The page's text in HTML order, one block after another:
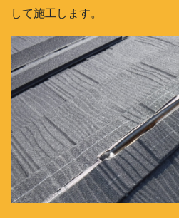
して施工します。